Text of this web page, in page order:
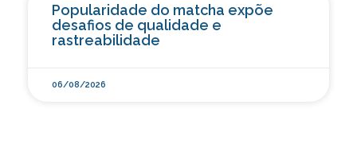
Popularidade do matcha expõe
desafios de qualidade e
rastreabilidade
06/08/2026